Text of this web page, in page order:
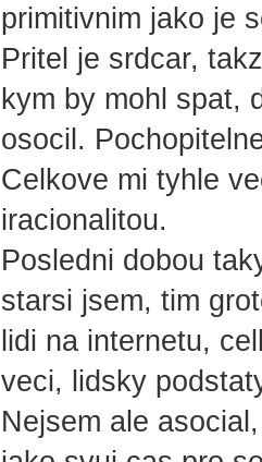
primitivnim jako je
Pritel je srdcar,
kym by mohl spat,
osocil.
Celkove mi tyhle
iracionalitou.
Posledni dobou
starsi jsem, tim
lidi na internetu,
veci, lidsky
Nejsem ale